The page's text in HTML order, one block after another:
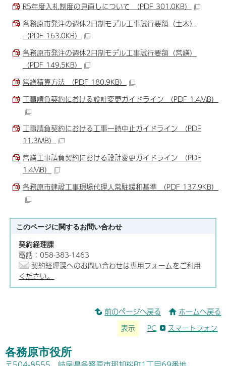
R5年度入札制度の見直しについて （PDF 301.0KB）
各務原市発注の週休2日制モデル工事試行要領（土木）
（PDF 163.0KB）
各務原市発注の週休2日制モデル工事試行要領（営繕）
（PDF 149.5KB）
営繕積算方法 （PDF 180.9KB）
工事請負契約における設計変更ガイドライン （PDF 1.4MB）
工事請負契約における工事一時中止ガイドライン （PDF
11.3MB）
営繕工事請負契約における設計変更ガイドライン （PDF
1.4MB）
各務原市建設工事現場代理人常駐緩和基準 （PDF 137.9KB）
このページに関するお問い合わせ
契約経理課
電話：058-383-1463
契約経理課へのお問い合わせは専用フォームをご利用
ください。
前のページへ戻る ホームへ戻る
表示 PC スマートフォン
各務原市役所